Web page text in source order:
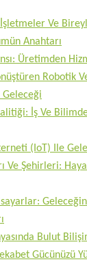
Ve
Anahtarı
Üretimden
Robotik
İş Ve
(IoT) Ile
Ve Şehirleri:
Bulut
Gücünüzü